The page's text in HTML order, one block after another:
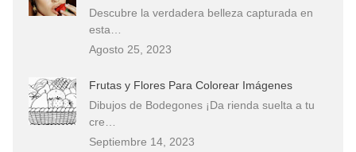
Descubre la verdadera belleza capturada en
esta…
Agosto 25, 2023
Frutas y Flores Para Colorear Imágenes
Dibujos de Bodegones ¡Da rienda suelta a tu
cre…
Septiembre 14, 2023